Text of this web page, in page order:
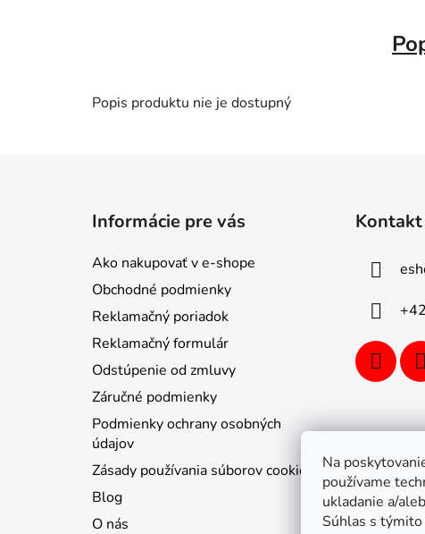
Na
používame
ukladanie a/
Súhlas s
Popis produktu nie je dostupný
Informácie pre vás
Ako nakupovať v e-shope
Obchodné podmienky
Reklamačný poriadok
Reklamačný formulár
Odstúpenie od zmluvy
Záručné podmienky
Podmienky ochrany osobných
údajov
Zásady používania súborov cookie
Blog
O nás
Kontakt